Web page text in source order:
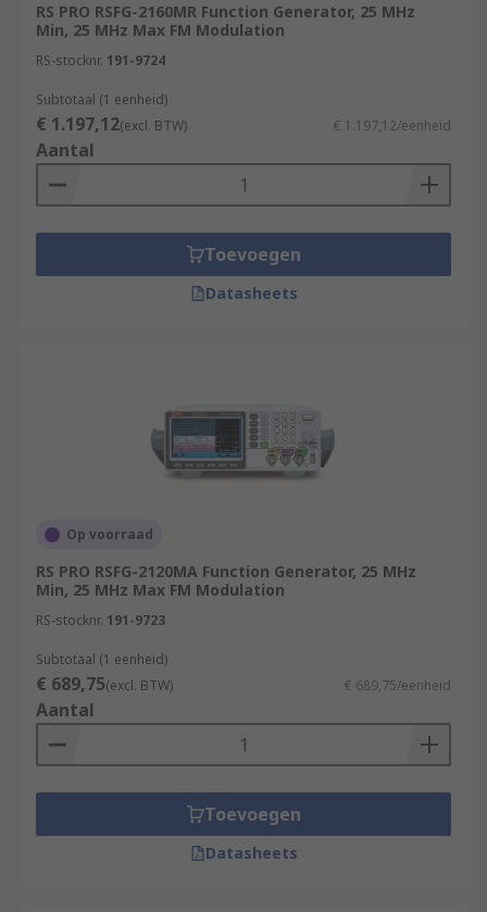
RS PRO RSFG-2160MR Function Generator, 25 MHz
Min, 25 MHz Max FM Modulation
RS-stocknr. 191-9724
Subtotaal (1 eenheid)
€ 1.197,12(excl. BTW) € 1.197,12/eenheid
Aantal
Toevoegen
Datasheets
Op voorraad
RS PRO RSFG-2120MA Function Generator, 25 MHz
Min, 25 MHz Max FM Modulation
RS-stocknr. 191-9723
Subtotaal (1 eenheid)
€ 689,75(excl. BTW) € 689,75/eenheid
Aantal
Toevoegen
Datasheets